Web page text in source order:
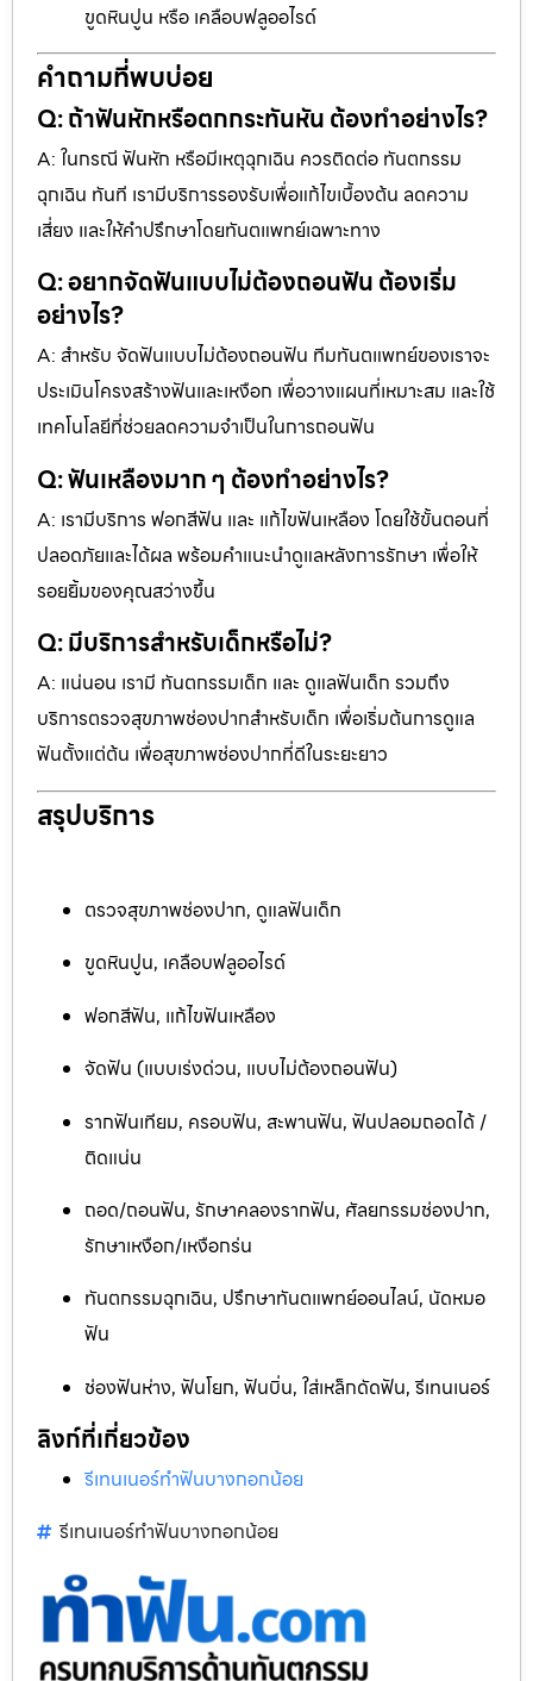
ขูดหินปูน หรือ เคลือบฟลูออไรด์
คำถามที่พบบ่อย
Q: ถ้าฟันหักหรือตกกระทันหัน ต้องทำอย่างไร?
A: ในกรณี ฟันหัก หรือมีเหตุฉุกเฉิน ควรติดต่อ ทันตกรรม
ฉุกเฉิน ทันที เรามีบริการรองรับเพื่อแก้ไขเบื้องต้น ลดความ
เสี่ยง และให้คำปรึกษาโดยทันตแพทย์เฉพาะทาง
Q: อยากจัดฟันแบบไม่ต้องถอนฟัน ต้องเริ่ม
อย่างไร?
A: สำหรับ จัดฟันแบบไม่ต้องถอนฟัน ทีมทันตแพทย์ของเราจะ
ประเมินโครงสร้างฟันและเหงือก เพื่อวางแผนที่เหมาะสม และใช้
เทคโนโลยีที่ช่วยลดความจำเป็นในการถอนฟัน
Q: ฟันเหลืองมาก ๆ ต้องทำอย่างไร?
A: เรามีบริการ ฟอกสีฟัน และ แก้ไขฟันเหลือง โดยใช้ขั้นตอนที่
ปลอดภัยและได้ผล พร้อมคำแนะนำดูแลหลังการรักษา เพื่อให้
รอยยิ้มของคุณสว่างขึ้น
Q: มีบริการสำหรับเด็กหรือไม่?
A: แน่นอน เรามี ทันตกรรมเด็ก และ ดูแลฟันเด็ก รวมถึง
บริการตรวจสุขภาพช่องปากสำหรับเด็ก เพื่อเริ่มต้นการดูแล
ฟันตั้งแต่ต้น เพื่อสุขภาพช่องปากที่ดีในระยะยาว
สรุปบริการ
ตรวจสุขภาพช่องปาก, ดูแลฟันเด็ก
ขูดหินปูน, เคลือบฟลูออไรด์
ฟอกสีฟัน, แก้ไขฟันเหลือง
จัดฟัน (แบบเร่งด่วน, แบบไม่ต้องถอนฟัน)
รากฟันเทียม, ครอบฟัน, สะพานฟัน, ฟันปลอมถอดได้ /
ติดแน่น
ถอด/ถอนฟัน, รักษาคลองรากฟัน, ศัลยกรรมช่องปาก,
รักษาเหงือก/เหงือกร่น
ทันตกรรมฉุกเฉิน, ปรึกษาทันตแพทย์ออนไลน์, นัดหมอ
ฟัน
ช่องฟันห่าง, ฟันโยก, ฟันบิ่น, ใส่เหล็กดัดฟัน, รีเทนเนอร์
ลิงก์ที่เกี่ยวข้อง
รีเทนเนอร์ทำฟันบางกอกน้อย
รีเทนเนอร์ทำฟันบางกอกน้อย